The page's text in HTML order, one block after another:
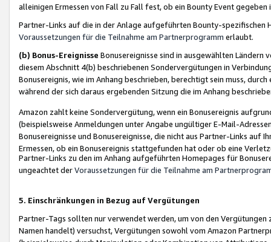
alleinigen Ermessen von Fall zu Fall fest, ob ein Bounty Event
Partner-Links auf die in der Anlage aufgeführten Bounty-spezifischen
Voraussetzungen für die Teilnahme am Partnerprogramm erlaubt.
(b) Bonus-Ereignisse Bonusereignisse sind in ausgewählten Ländern
diesem Abschnitt 4(b) beschriebenen Sondervergütungen in
Bonusereignis, wie im Anhang beschrieben, berechtigt sein muss,
während der sich daraus ergebenden Sitzung die im Anhang
Amazon zahlt keine Sondervergütung, wenn ein Bonusereignis
(beispielsweise Anmeldungen unter Angabe ungültiger E-Mail-
Bonusereignisse und Bonusereignisse, die nicht aus Partner-Links auf
Ermessen, ob ein Bonusereignis stattgefunden hat oder ob eine
Partner-Links zu den im Anhang aufgeführten Homepages für
ungeachtet derVoraussetzungen für die Teilnahme am
5. Einschränkungen in Bezug auf Vergütungen
Partner-Tags sollten nur verwendet werden, um von den
Namen handelt) versuchst, Vergütungen sowohl vom Amazon